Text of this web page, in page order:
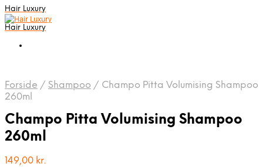
Hair Luxury
Hair Luxury
Forside / Shampoo / Champo Pitta Volumising Shampoo
260ml
Champo Pitta Volumising Shampoo
260ml
149,00 kr.